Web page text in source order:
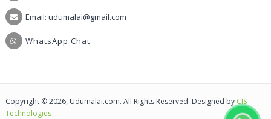
Email: udumalai@gmail.com
WhatsApp Chat
Copyright © 2026, Udumalai.com. All Rights Reserved. Designed by CIS
Technologies